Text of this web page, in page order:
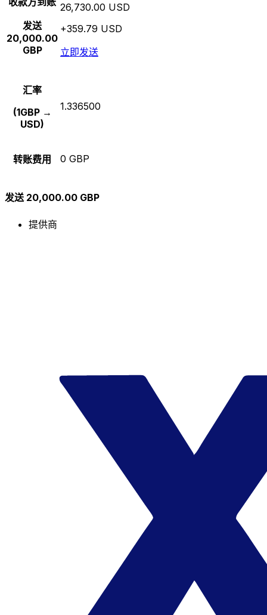
发送
20,000.00
GBP
26,730.00 USD
+359.79 USD
立即发送
汇率
(1GBP →
USD)
1.336500
转账费用 0 GBP
发送 20,000.00 GBP
提供商